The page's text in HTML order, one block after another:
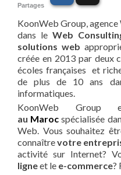
Partages
KoonWeb Group,
dans le Web
solutions web
créée en 2013 par deux
écoles françaises et
de plus de 10 ans
informatiques.
KoonWeb
au Maroc spécialisée
Web. Vous souhaitez
connaîtrevotre
activité sur Internet?
ligneet le e-commerce?